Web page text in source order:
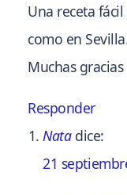
Una receta
como en
Muchas gracias
Responder
Nata dice:
21